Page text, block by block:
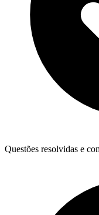
Questões resolvidas e